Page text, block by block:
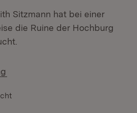
Sitzmann hat bei einer
die Ruine der Hochburg